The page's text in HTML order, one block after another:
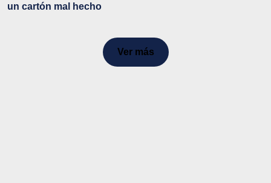
un cartón mal hecho
Ver más